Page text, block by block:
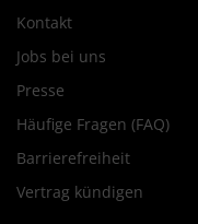
Kontakt
Jobs bei uns
Presse
Häufige Fragen (FAQ)
Barrierefreiheit
Vertrag kündigen